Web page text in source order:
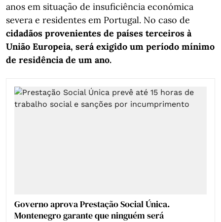
anos em situação de insuficiência económica
severa e residentes em Portugal. No caso de
cidadãos provenientes de países terceiros à
União Europeia, será exigido um período mínimo
de residência de um ano.
Governo aprova Prestação Social Única.
Montenegro garante que ninguém será